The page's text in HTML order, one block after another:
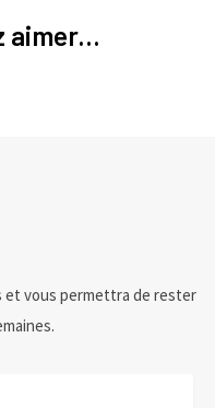
aimer...
et vous permettra de rester